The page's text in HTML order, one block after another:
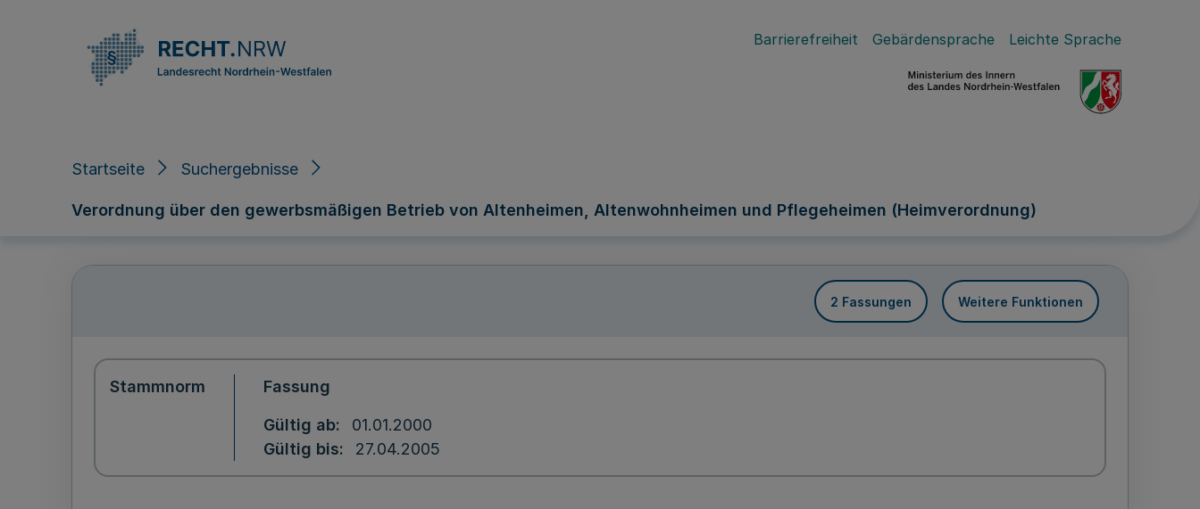
Barrierefreiheit Gebärdensprache Leichte Sprache
Startseite Suchergebnisse
Verordnung über den gewerbsmäßigen Betrieb von Altenheimen, Altenwohnheimen und Pflegeheimen (Heimverordnung)
2 Fassungen Weitere Funktionen
Stammnorm Fassung
Gültig ab
01.01.2000
Gültig bis
27.04.2005